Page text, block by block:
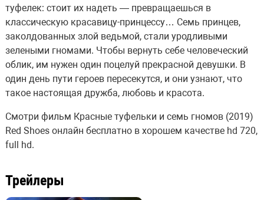
туфелек: стоит их надеть — превращаешься в
классическую красавицу-принцессу… Семь принцев,
заколдованных злой ведьмой, стали уродливыми
зелеными гномами. Чтобы вернуть себе человеческий
облик, им нужен один поцелуй прекрасной девушки. В
один день пути героев пересекутся, и они узнают, что
такое настоящая дружба, любовь и красота.
Смотри фильм Красные туфельки и семь гномов (2019)
Red Shoes онлайн бесплатно в хорошем качестве hd 720,
full hd.
Трейлеры